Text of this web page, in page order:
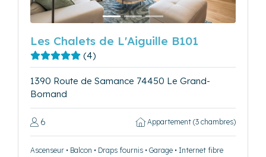
Les Chalets de L'Aiguille B101
(4)
1390 Route de Samance 74450 Le Grand-
Bornand
6 Appartement (3 chambres)
Ascenseur • Balcon • Draps fournis • Garage • Internet fibre